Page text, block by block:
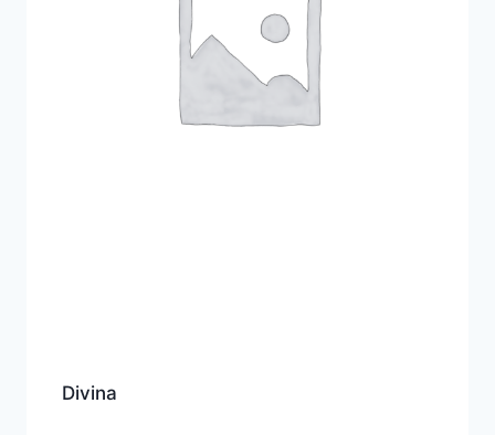
Divina